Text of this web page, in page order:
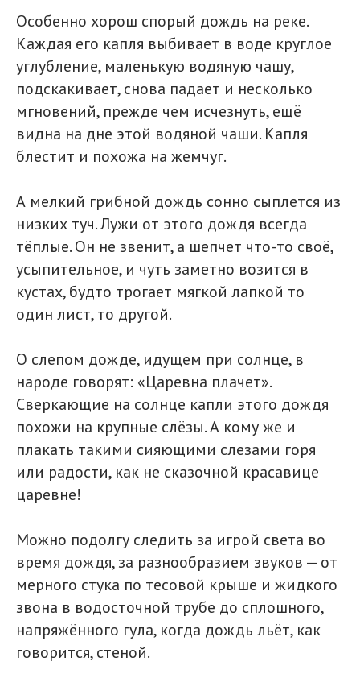
Особенно хорош спорый дождь на реке.
Каждая его капля выбивает в воде круглое
углубление, маленькую водяную чашу,
подскакивает, снова падает и несколько
мгновений, прежде чем исчезнуть, ещё
видна на дне этой водяной чаши. Капля
блестит и похожа на жемчуг.
А мелкий грибной дождь сонно сыплется из
низких туч. Лужи от этого дождя всегда
тёплые. Он не звенит, а шепчет что-то своё,
усыпительное, и чуть заметно возится в
кустах, будто трогает мягкой лапкой то
один лист, то другой.
О слепом дожде, идущем при солнце, в
народе говорят: «Царевна плачет».
Сверкающие на солнце капли этого дождя
похожи на крупные слёзы. А кому же и
плакать такими сияющими слезами горя
или радости, как не сказочной красавице
царевне!
Можно подолгу следить за игрой света во
время дождя, за разнообразием звуков — от
мерного стука по тесовой крыше и жидкого
звона в водосточной трубе до сплошного,
напряжённого гула, когда дождь льёт, как
говорится, стеной.